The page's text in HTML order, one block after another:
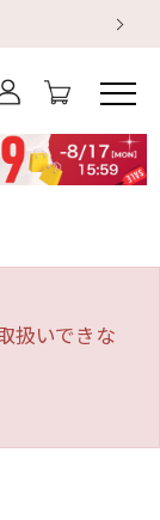
ルギフトサービス
扱いできな